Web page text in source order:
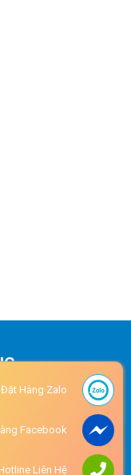
Đặt Hàng Zalo
Facebook
Liên Hệ